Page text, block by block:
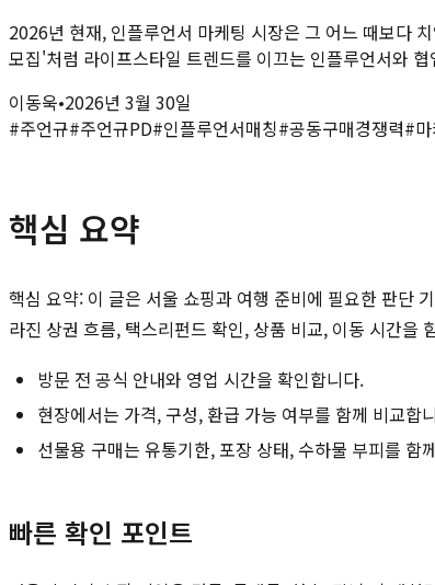
2026년 현재, 인플루언서 마케팅 시장은 그 어느 때보다
모집'처럼 라이프스타일 트렌드를 이끄는 인플루언서와
이동욱•2026년 3월 30일
#주언규#주언규PD#인플루언서매칭#공동구매경쟁력#
핵심 요약
핵심 요약: 이 글은 서울 쇼핑과 여행 준비에 필요한 판단
라진 상권 흐름, 택스리펀드 확인, 상품 비교, 이동 시간을
방문 전 공식 안내와 영업 시간을 확인합니다.
현장에서는 가격, 구성, 환급 가능 여부를 함께 비교합
선물용 구매는 유통기한, 포장 상태, 수하물 부피를 함
빠른 확인 포인트